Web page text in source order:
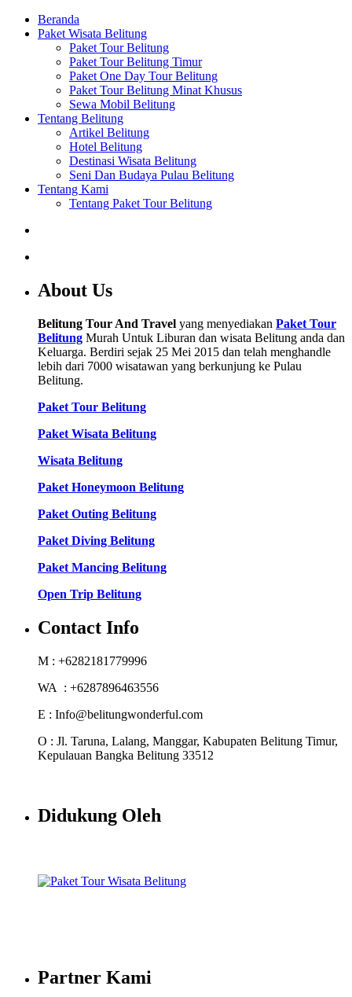
Beranda
Paket Wisata Belitung
Paket Tour Belitung
Paket Tour Belitung Timur
Paket One Day Tour Belitung
Paket Tour Belitung Minat Khusus
Sewa Mobil Belitung
Tentang Belitung
Artikel Belitung
Hotel Belitung
Destinasi Wisata Belitung
Seni Dan Budaya Pulau Belitung
Tentang Kami
Tentang Paket Tour Belitung
About Us
Belitung Tour And Travel yang menyediakan Paket Tour
Belitung Murah Untuk Liburan dan wisata Belitung anda dan
Keluarga. Berdiri sejak 25 Mei 2015 dan telah menghandle
lebih dari 7000 wisatawan yang berkunjung ke Pulau
Belitung.
Paket Tour Belitung
Paket Wisata Belitung
Wisata Belitung
Paket Honeymoon Belitung
Paket Outing Belitung
Paket Diving Belitung
Paket Mancing Belitung
Open Trip Belitung
Contact Info
M : +6282181779996
WA : +6287896463556
E : Info@belitungwonderful.com
O : Jl. Taruna, Lalang, Manggar, Kabupaten Belitung Timur,
Kepulauan Bangka Belitung 33512
Didukung Oleh
Partner Kami